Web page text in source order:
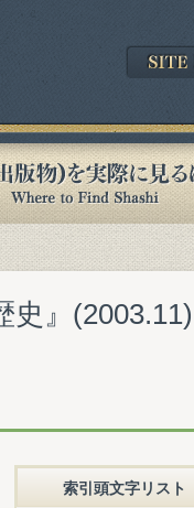
史』(2003.11)
索引頭文字リスト